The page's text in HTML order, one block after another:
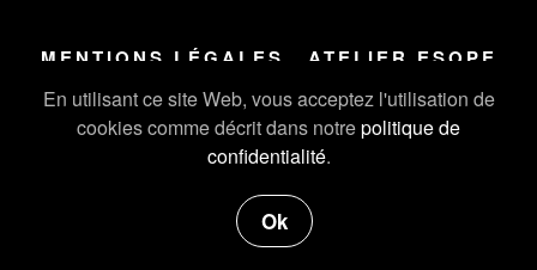
En utilisant ce site Web, vous acceptez l'utilisation de
cookies comme décrit dans notrepolitique de
confidentialité.
Ok
MENTIONS LÉGALES ATELIER ESOPE